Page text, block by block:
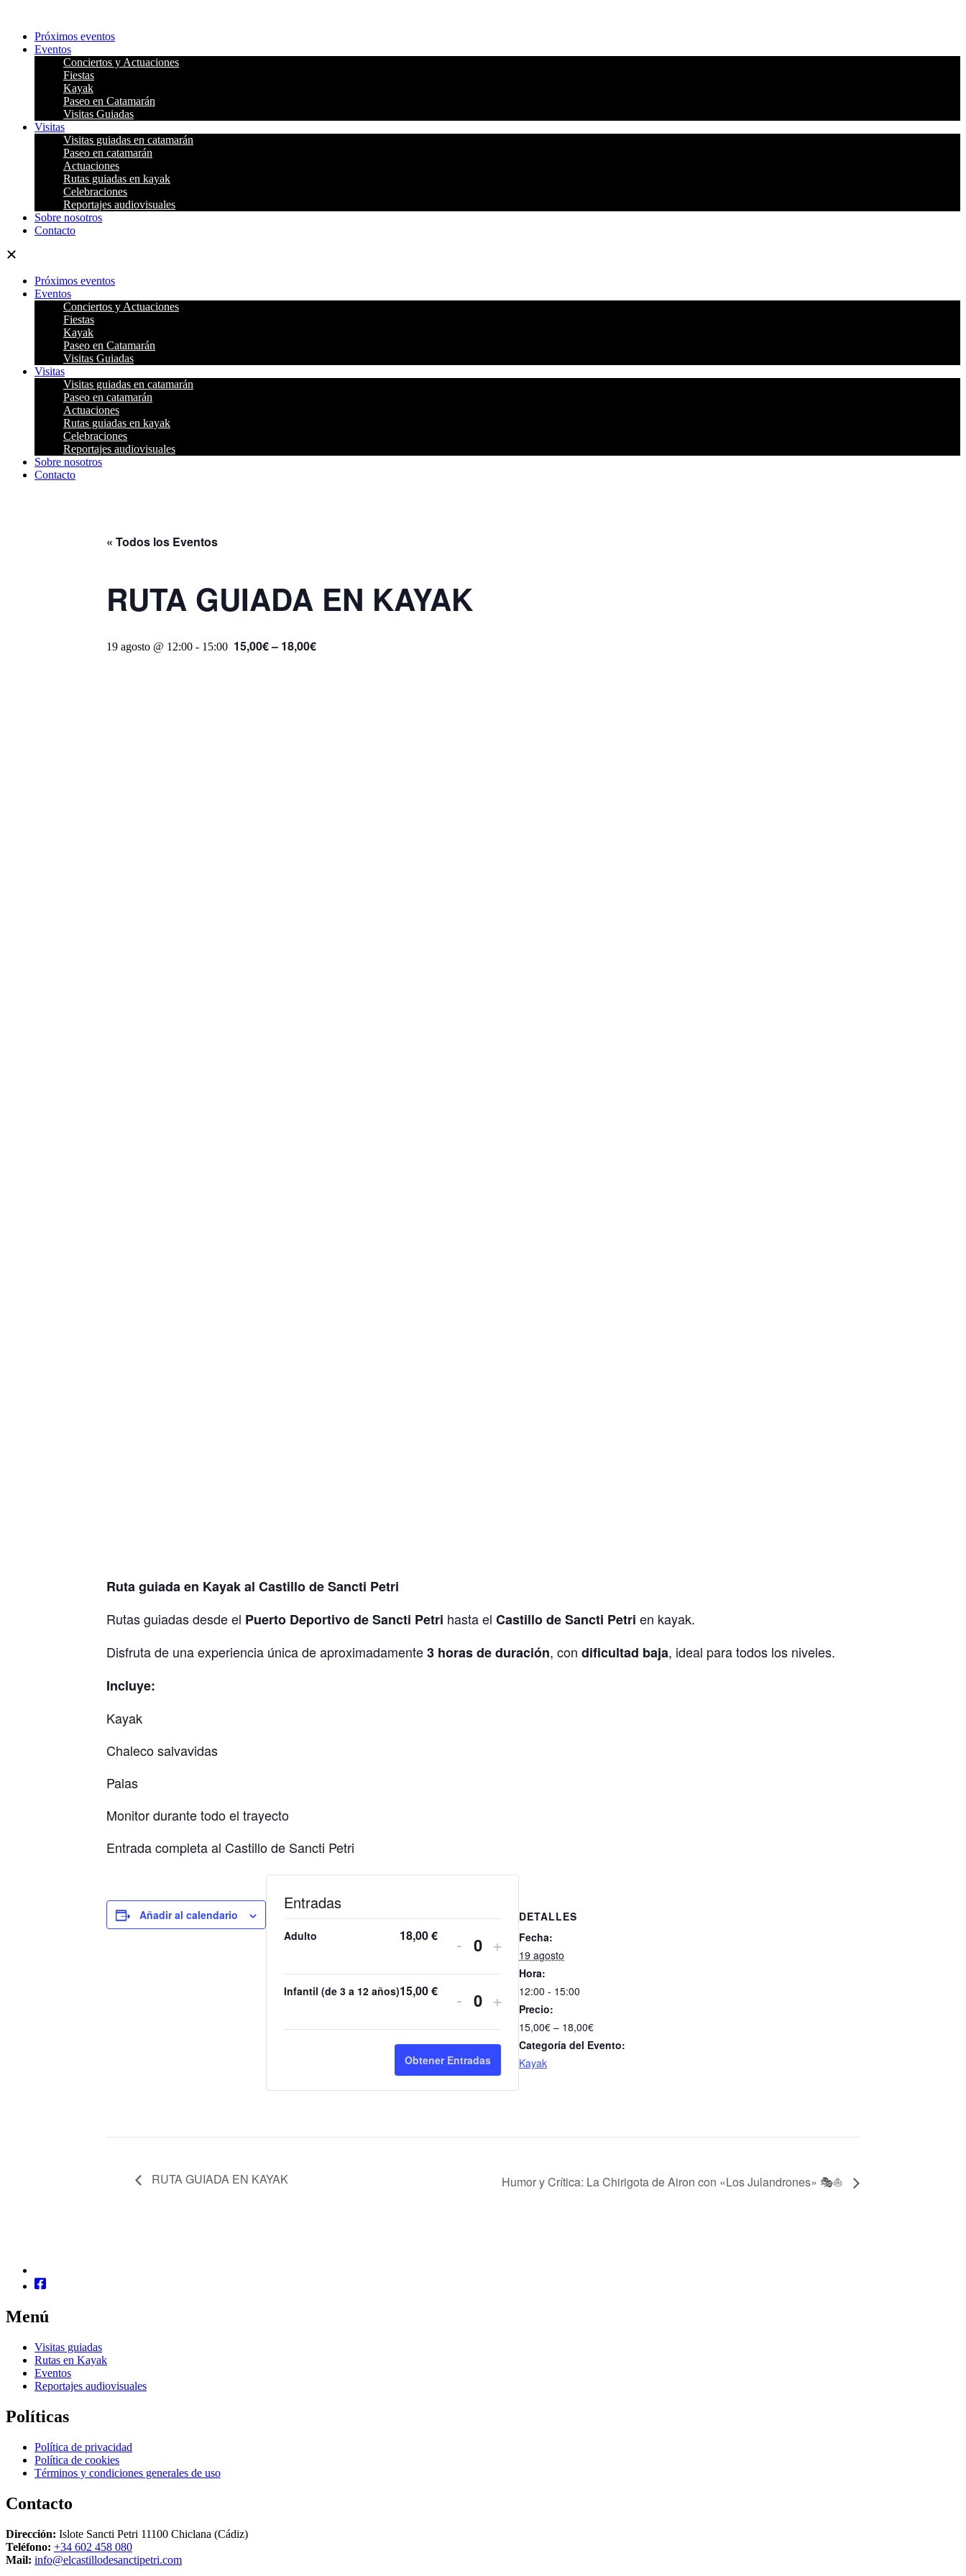
contenidoPróximos eventos
Eventos
Conciertos y Actuaciones
Fiestas
Kayak
Paseo en Catamarán
Visitas Guiadas
Visitas
Visitas guiadas en catamarán
Paseo en catamarán
Actuaciones
Rutas guiadas en kayak
Celebraciones
Reportajes audiovisuales
Sobre nosotros
Contacto
Próximos eventos
Eventos
Conciertos y Actuaciones
Fiestas
Kayak
Paseo en Catamarán
Visitas Guiadas
Visitas
Visitas guiadas en catamarán
Paseo en catamarán
Actuaciones
Rutas guiadas en kayak
Celebraciones
Reportajes audiovisuales
Sobre nosotros
Contacto
« Todos los Eventos
RUTA GUIADA EN KAYAK
19 agosto @ 12:00 - 15:00 15,00€ – 18,00€
Ruta guiada en Kayak al Castillo de Sancti Petri
Rutas guiadas desde el Puerto Deportivo de Sancti Petri hasta el Castillo de Sancti Petri en kayak.
Disfruta de una experiencia única de aproximadamente3 horas de duración, con dificultad baja, ideal para todos los niveles.
Incluye:
Kayak
Chaleco salvavidas
Palas
Monitor durante todo el trayecto
Entrada completa al Castillo de Sancti Petri
Añadir al calendario
DETALLES
Fecha:
19 agosto
Hora:
12:00 - 15:00
Precio:
15,00€ – 18,00€
Categoría del Evento:
Kayak
Entradas
Adulto 18,00€
Reducir
la
cantidad
entradas
para
Adulto
- Cantidad
Incrementar
la
cantidad
entradas
para
Adulto
+
Infantil (de 3 a 12 años)15,00€
Reducir
la
cantidad
de
entradas
- Cantidad
Incrementar
la
cantidad
de
entradas
(de
+
Obtener Entradas
RUTA GUIADA EN KAYAK Humor y Crítica: La Chirigota de Airon con «Los Julandrones» 🎭⛵
Menú
Visitas guiadas
Rutas en Kayak
Eventos
Reportajes audiovisuales
Políticas
Política de privacidad
Política de cookies
Términos y condiciones generales de uso
Contacto
Dirección: Islote Sancti Petri 11100 Chiclana (Cádiz)
Teléfono: +34 602 458 080
Mail: info@elcastillodesanctipetri.com